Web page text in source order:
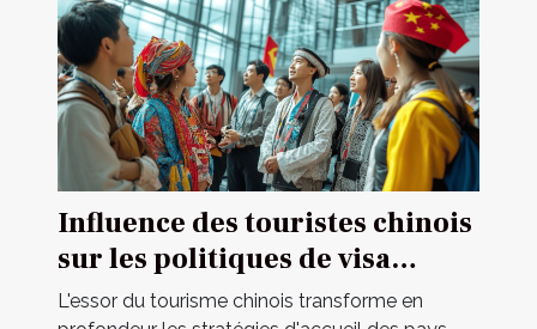
Influence des touristes chinois
sur les politiques de visa
européennes
L'essor du tourisme chinois transforme en